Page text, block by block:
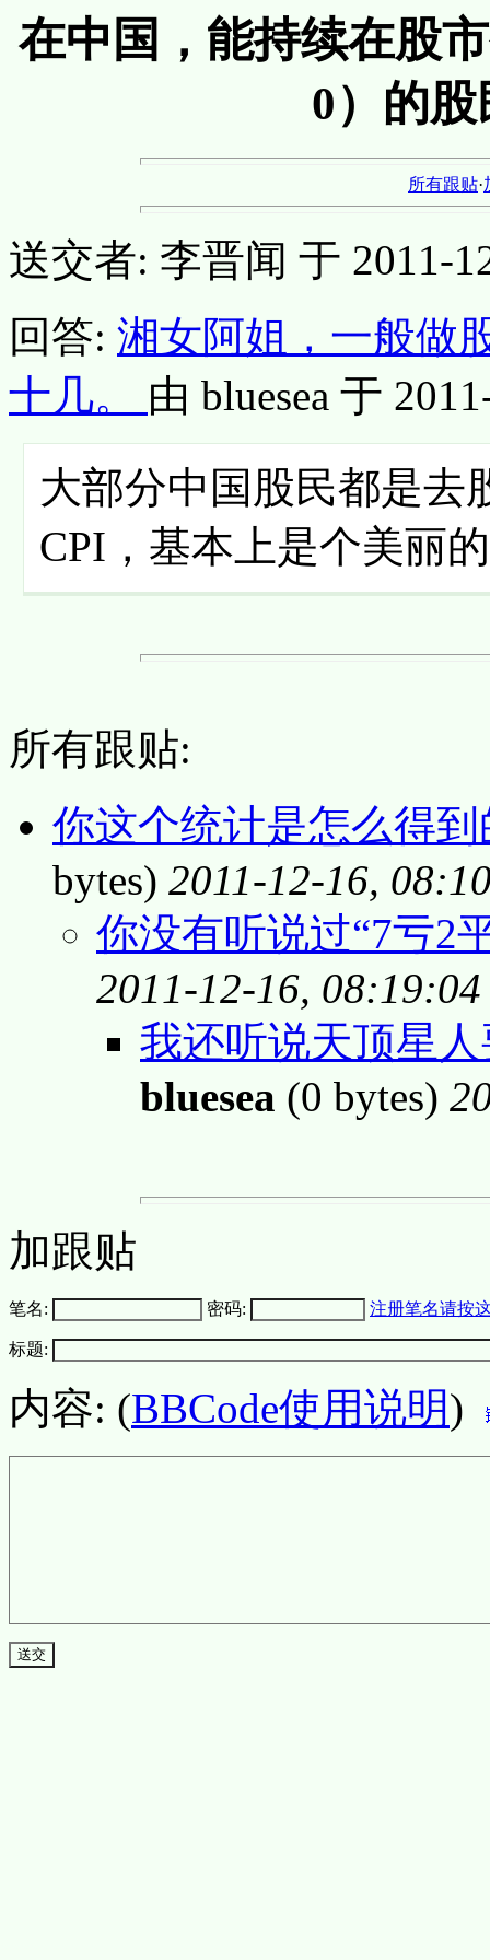
在中国，能持续在股
0）的
所有跟贴·
送交者: 李晋闻 于 2011-
回答: 湘女阿姐，一般做
十几。 由 bluesea 于
大部分中国股民都是去
CPI，基本上是个美丽
所有跟贴:
你这个统计是怎么得
bytes) 2011-12-16,
你没有听说过“7亏2
2011-12-16, 08:19:04
我还听说天顶星
bluesea (0 bytes)
加跟贴
笔名: 密码: 注册笔名请按
标题:
内容: (BBCode使用说明)